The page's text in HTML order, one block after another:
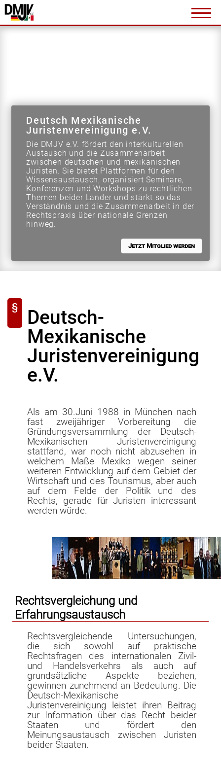
Veranstaltungen
Links und Literatur
Deutsch-Mexikanische Juristenvereinigung e.V.
info@dmjv.de
+49 (0)621 1782382
vCard speichern
Deutsch Mexikanische
Juristenvereinigung e.V.
Die DMJV e.V. fördert den interkulturellen
Austausch und die Zusammenarbeit
zwischen deutschen und mexikanischen
Juristen. Sie bietet Plattformen für den
Wissensaustausch, organisiert Seminare,
Konferenzen und Workshops zu rechtlichen
Themen beider Länder und stärkt so das
Verständnis und die Zusammenarbeit in der
Rechtspraxis über nationale Grenzen
hinweg.
Jetzt Mitglied werden
Deutsch-
Mexikanische
Juristenvereinigung
e.V.
Als am 30.Juni 1988 in München nach
fast zweijähriger Vorbereitung die
Gründungsversammlung der Deutsch-
Mexikanischen Juristenvereinigung
stattfand, war noch nicht abzusehen in
welchem Maße Mexiko wegen seiner
weiteren Entwicklung auf dem Gebiet der
Wirtschaft und des Tourismus, aber auch
auf dem Felde der Politik und des
Rechts, gerade für Juristen interessant
werden würde.
Rechtsvergleichung und
Erfahrungsaustausch
Rechtsvergleichende Untersuchungen,
die sich sowohl auf praktische
Rechtsfragen des internationalen Zivil-
und Handelsverkehrs als auch auf
grundsätzliche Aspekte beziehen,
gewinnen zunehmend an Bedeutung. Die
Deutsch-Mexikanische
Juristenvereinigung leistet ihren Beitrag
zur Information über das Recht beider
Staaten und fördert den
Meinungsaustausch zwischen Juristen
beider Staaten.